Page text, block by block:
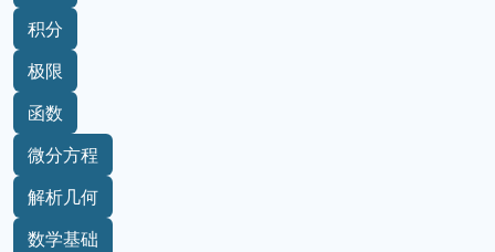
积分
极限
函数
微分方程
解析几何
数学基础